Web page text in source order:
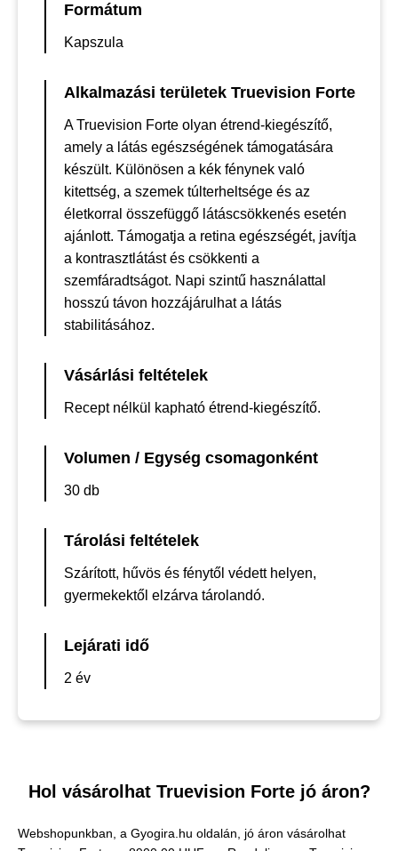
Formátum
Kapszula
Alkalmazási területek Truevision Forte
A Truevision Forte olyan étrend-kiegészítő,
amely a látás egészségének támogatására
készült. Különösen a kék fénynek való
kitettség, a szemek túlterheltsége és az
életkorral összefüggő látáscsökkenés esetén
ajánlott. Támogatja a retina egészségét, javítja
a kontrasztlátást és csökkenti a
szemfáradtságot. Napi szintű használattal
hosszú távon hozzájárulhat a látás
stabilitásához.
Vásárlási feltételek
Recept nélkül kapható étrend-kiegészítő.
Volumen / Egység csomagonként
30 db
Tárolási feltételek
Szárított, hűvös és fénytől védett helyen,
gyermekektől elzárva tárolandó.
Lejárati idő
2 év
Hol vásárolhat Truevision Forte jó áron?
Webshopunkban, a Gyogira.hu oldalán, jó áron vásárolhat